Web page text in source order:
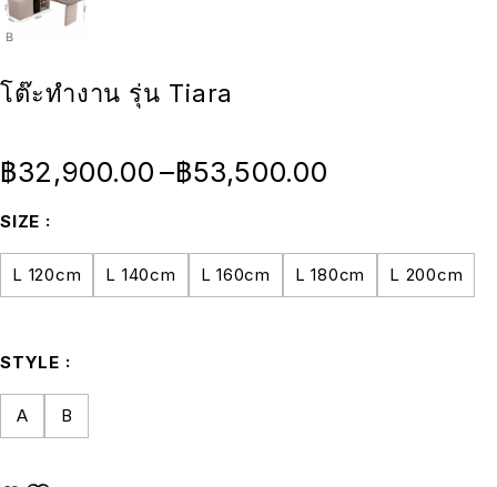
โต๊ะทำงาน รุ่น Tiara
฿32,900.00 –฿53,500.00
SIZE
L 120cm L 140cm L 160cm L 180cm L 200cm
STYLE
A B